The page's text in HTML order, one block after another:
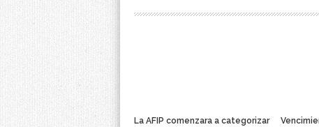
La AFIP comenzara a categorizar